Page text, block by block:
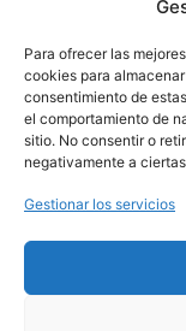
Para ofrecer las
cookies para
consentimiento de
el comportamiento de
sitio. No consentir o
negativamente a
Gestionar los servicios
Haz